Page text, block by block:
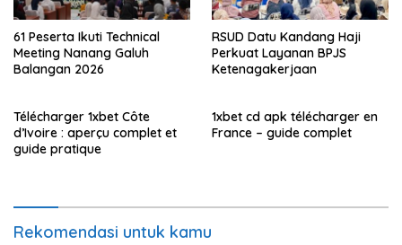
61 Peserta Ikuti Technical
Meeting Nanang Galuh
Balangan 2026
RSUD Datu Kandang Haji
Perkuat Layanan BPJS
Ketenagakerjaan
Télécharger 1xbet Côte
d’Ivoire : aperçu complet et
guide pratique
1xbet cd apk télécharger en
France – guide complet
Rekomendasi untuk kamu